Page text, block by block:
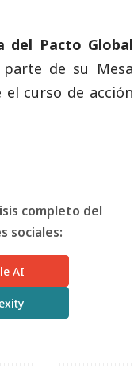
del Pacto Global
de su Mesa
curso de acción
completo del
sociales:
AI